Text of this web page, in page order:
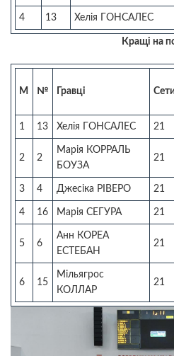
4 13 Хелія ГОНСАЛЕС
Кращі на
М № Гравці
1 13 Хелія ГОНСАЛЕС 21
2 2
Марія КОРРАЛЬ
БОУЗА
21
3 4 Джесіка РІВЕРО 21
4 16 Марія СЕГУРА 21
5 6
Анн КОРЕА
ЕСТЕБАН
21
6 15
Мільягрос
КОЛЛАР
21